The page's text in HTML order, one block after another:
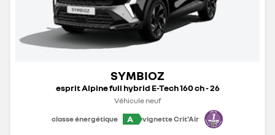
SYMBIOZ
esprit Alpine full hybrid E-Tech 160 ch - 26
Véhicule neuf
classe énergétique
A vignette Crit'Air